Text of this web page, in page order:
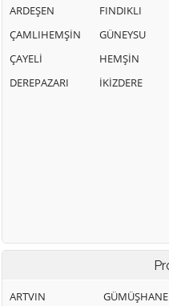
ARDEŞEN
ÇAMLIHEMŞİN
ÇAYELİ
DEREPAZARI
FINDIKLI
GÜNEYSU
HEMŞİN
İKİZDERE
ARTVIN
GÜMÜŞHANE